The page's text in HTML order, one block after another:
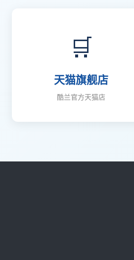
🛒
天猫旗舰店
酷兰官方天猫店